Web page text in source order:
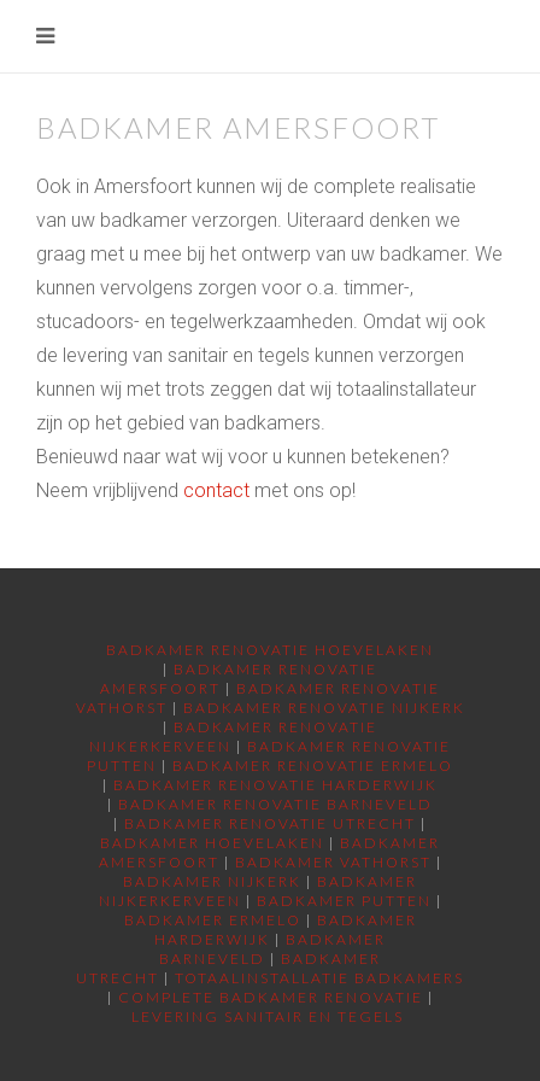
BADKAMER AMERSFOORT
Ook in Amersfoort kunnen wij de complete realisatie
van uw badkamer verzorgen. Uiteraard denken we
graag met u mee bij het ontwerp van uw badkamer. We
kunnen vervolgens zorgen voor o.a. timmer-,
stucadoors- en tegelwerkzaamheden. Omdat wij ook
de levering van sanitair en tegels kunnen verzorgen
kunnen wij met trots zeggen dat wij totaalinstallateur
zijn op het gebied van badkamers.
Benieuwd naar wat wij voor u kunnen betekenen?
Neem vrijblijvend contact met ons op!
BADKAMER RENOVATIE HOEVELAKEN
| BADKAMER RENOVATIE
AMERSFOORT | BADKAMER RENOVATIE
VATHORST | BADKAMER RENOVATIE NIJKERK
| BADKAMER RENOVATIE
NIJKERKERVEEN | BADKAMER RENOVATIE
PUTTEN | BADKAMER RENOVATIE ERMELO
| BADKAMER RENOVATIE HARDERWIJK
| BADKAMER RENOVATIE BARNEVELD
| BADKAMER RENOVATIE UTRECHT |
BADKAMER HOEVELAKEN | BADKAMER
AMERSFOORT | BADKAMER VATHORST |
BADKAMER NIJKERK | BADKAMER
NIJKERKERVEEN | BADKAMER PUTTEN |
BADKAMER ERMELO | BADKAMER
HARDERWIJK | BADKAMER
BARNEVELD | BADKAMER
UTRECHT | TOTAALINSTALLATIE BADKAMERS
| COMPLETE BADKAMER RENOVATIE |
LEVERING SANITAIR EN TEGELS